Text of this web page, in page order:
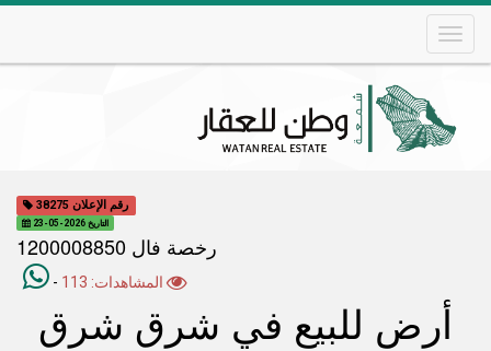
Skip
رقم الإعلان 38275
التاريخ 2026-05-23
رخصة فال 1200008850
-
أرض للبيع في شرق شرق